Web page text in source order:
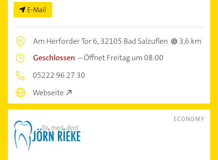
E-Mail
Am Herforder Tor 6,32105 Bad Salzuflen
3,6 km
Geschlossen –Öffnet Freitag um 08:00
05222 96 27 30
Webseite
ECONOMY